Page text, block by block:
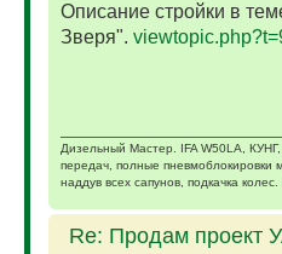
Описание стройки в
Зверя".
Дизельный Мастер. IFA W50LA,
передач, полные пневмоблокировки
наддув всех сапунов, подкачка колес.
Re: Продам проект